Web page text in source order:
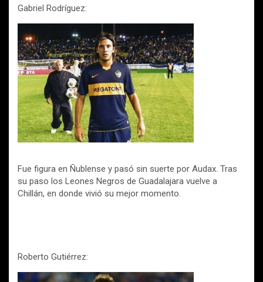
Gabriel Rodríguez:
Fue figura en Ñublense y pasó sin suerte por Audax. Tras
su paso los Leones Negros de Guadalajara vuelve a
Chillán, en donde vivió su mejor momento.
Roberto Gutiérrez: